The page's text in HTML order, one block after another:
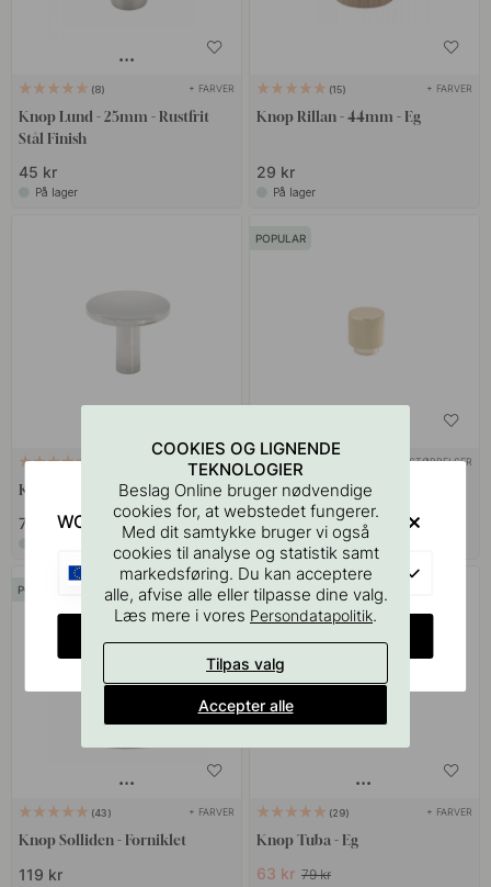
8 + FARVER
Knop Lund - 25mm - Rustfrit
Stål Finish
45 kr
På lager
15 + FARVER
Knop Rillan - 44mm - Eg
29 kr
På lager
+ STØRRELSER
Knop Sture - Forniklet
75 kr
POPULAR
+ STØRRELSER
Knop Helix - Messing
109 kr
På lager
POPULAR
43 + FARVER
Knop Solliden - Forniklet
119 kr
20
POPULAR
29 + FARVER
Knop Tuba - Eg
63 kr 79 kr
COOKIES OG LIGNENDE
TEKNOLOGIER
Beslag Online bruger nødvendige
cookies for, at webstedet fungerer.
Med dit samtykke bruger vi også
cookies til analyse og statistik samt
markedsføring. Du kan acceptere
alle, afvise alle eller tilpasse dine valg.
Læs mere i vores Persondatapolitik.
Tilpas valg
Accepter alle
WOULD YOU RATHER VISIT?
EU